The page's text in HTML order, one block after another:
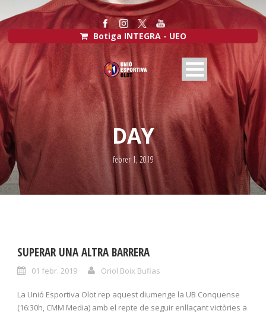
Botiga INTEGRA - UEO
DAY
febrer 1, 2019
SUPERAR UNA ALTRA BARRERA
01 febr. 2019 Oriol Boix Bufias
La Unió Esportiva Olot rep aquest diumenge la UB Conquense
(16:30h, CMM Media) amb el repte de seguir enllaçant victòries a